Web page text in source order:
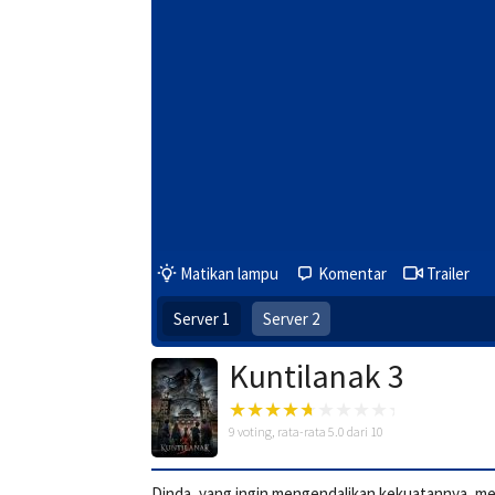
Matikan lampu Komentar Trailer
Server 1 Server 2
Kuntilanak 3
9 voting, rata-rata 5.0 dari 10